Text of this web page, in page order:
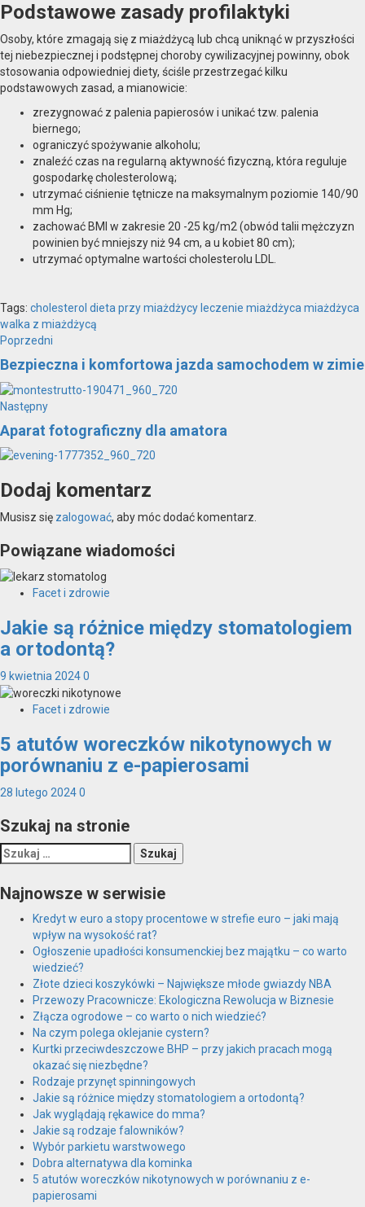
Podstawowe zasady profilaktyki
Osoby, które zmagają się z miażdżycą lub chcą uniknąć w przyszłości
tej niebezpiecznej i podstępnej choroby cywilizacyjnej powinny, obok
stosowania odpowiedniej diety, ściśle przestrzegać kilku
podstawowych zasad, a mianowicie:
zrezygnować z palenia papierosów i unikać tzw. palenia
biernego;
ograniczyć spożywanie alkoholu;
znaleźć czas na regularną aktywność fizyczną, która reguluje
gospodarkę cholesterolową;
utrzymać ciśnienie tętnicze na maksymalnym poziomie 140/90
mm Hg;
zachować BMI w zakresie 20 -25 kg/m2 (obwód talii mężczyzn
powinien być mniejszy niż 94 cm, a u kobiet 80 cm);
utrzymać optymalne wartości cholesterolu LDL.
Tags: cholesterol dieta przy miażdżycy leczenie miażdżycamiażdżyca
walka z miażdżycą
Zobacz
wpisy
Poprzedni
Bezpieczna i komfortowa jazda samochodem w zimie
NastępnyNastępny
wpis:
Aparat fotograficzny dla amatora
Dodaj komentarz
Musisz się zalogować, aby móc dodać komentarz.
Powiązane wiadomości
Facet i zdrowie
Jakie są różnice między stomatologiem
a ortodontą?
9 kwietnia 20240
Facet i zdrowie
5 atutów woreczków nikotynowych w
porównaniu z e-papierosami
28 lutego 20240
Szukaj na stronie
Szukaj:
Najnowsze w serwisie
Kredyt w euro a stopy procentowe w strefie euro – jaki mają
wpływ na wysokość rat?
Ogłoszenie upadłości konsumenckiej bez majątku – co warto
wiedzieć?
Złote dzieci koszykówki – Największe młode gwiazdy NBA
Przewozy Pracownicze: Ekologiczna Rewolucja w Biznesie
Złącza ogrodowe – co warto o nich wiedzieć?
Na czym polega oklejanie cystern?
Kurtki przeciwdeszczowe BHP – przy jakich pracach mogą
okazać się niezbędne?
Rodzaje przynęt spinningowych
Jakie są różnice między stomatologiem a ortodontą?
Jak wyglądają rękawice do mma?
Jakie są rodzaje falowników?
Wybór parkietu warstwowego
Dobra alternatywa dla kominka
5 atutów woreczków nikotynowych w porównaniu z e-
papierosami